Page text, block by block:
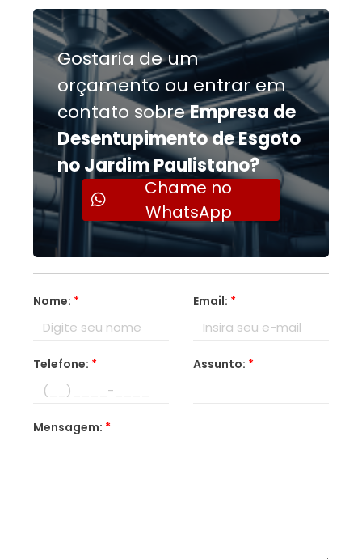
Gostaria de um
orçamento ou entrar em
contato sobreEmpresa de
Desentupimento de Esgoto
no Jardim Paulistano?
Chame no
WhatsApp
Nome: * Email: *
Telefone: * Assunto: *
Mensagem: *